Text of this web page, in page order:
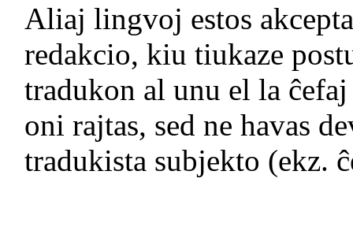
Aliaj lingvoj estos
redakcio, kiu tiukaze
tradukon al unu el la
oni rajtas, sed ne havas
tradukista subjekto (ekz.